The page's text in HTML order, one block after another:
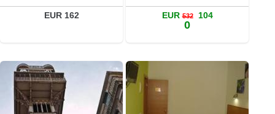
EUR 162 EUR532104
0
Reservar
1 opiniões
Detalhes